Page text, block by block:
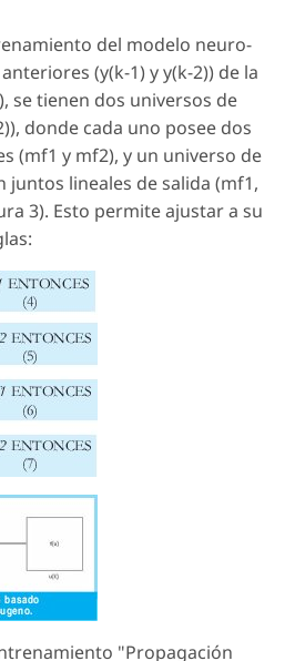
del modelo neuro-
(y(k-1) y y(k-2)) de la
se tienen dos universos de
donde cada uno posee dos
(mf1 y mf2), y un universo de
juntos lineales de salida (mf1,
3). Esto permite ajustar a su
"Propagación